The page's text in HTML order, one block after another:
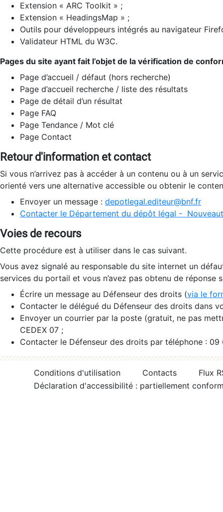
Extension « ARC Toolkit » ;
Extension « HeadingsMap » ;
Outils pour développeurs intégrés au navigateur
Validateur HTML du W3C.
Pages du site ayant fait l’objet de la vérification de
Page d’accueil / défaut (hors recherche)
Page d’accueil recherche / liste des résultats
Page de détail d’un résultat
Page FAQ
Page Tendance / Mot clé
Page Contact
Retour d'information et contact
Si vous n’arrivez pas à accéder à un contenu ou à un
orienté vers une alternative accessible ou obtenir le
Envoyer un message : depotlegal.editeur@bnf.fr
Contacter le Département du dépôt légal -
Voies de recours
Cette procédure est à utiliser dans le cas suivant.
Vous avez signalé au responsable du site internet un
services du portail et vous n’avez pas obtenu de réponse
Écrire un message au Défenseur des droits (via le
Contacter le délégué du Défenseur des droits dans
Envoyer un courrier par la poste (gratuit, ne pas
CEDEX 07 ;
Contacter le Défenseur des droits par téléphone :
Conditions d'utilisation Contacts
Flux
Déclaration d'accessibilité : partiellement